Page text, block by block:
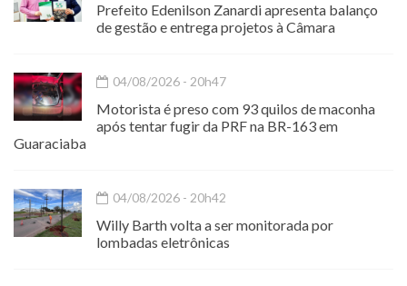
Prefeito Edenilson Zanardi apresenta balanço
de gestão e entrega projetos à Câmara
04/08/2026 - 20h47
Motorista é preso com 93 quilos de maconha
após tentar fugir da PRF na BR-163 em
Guaraciaba
04/08/2026 - 20h42
Willy Barth volta a ser monitorada por
lombadas eletrônicas